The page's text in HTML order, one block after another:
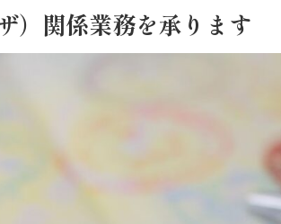
）関係業務を承ります